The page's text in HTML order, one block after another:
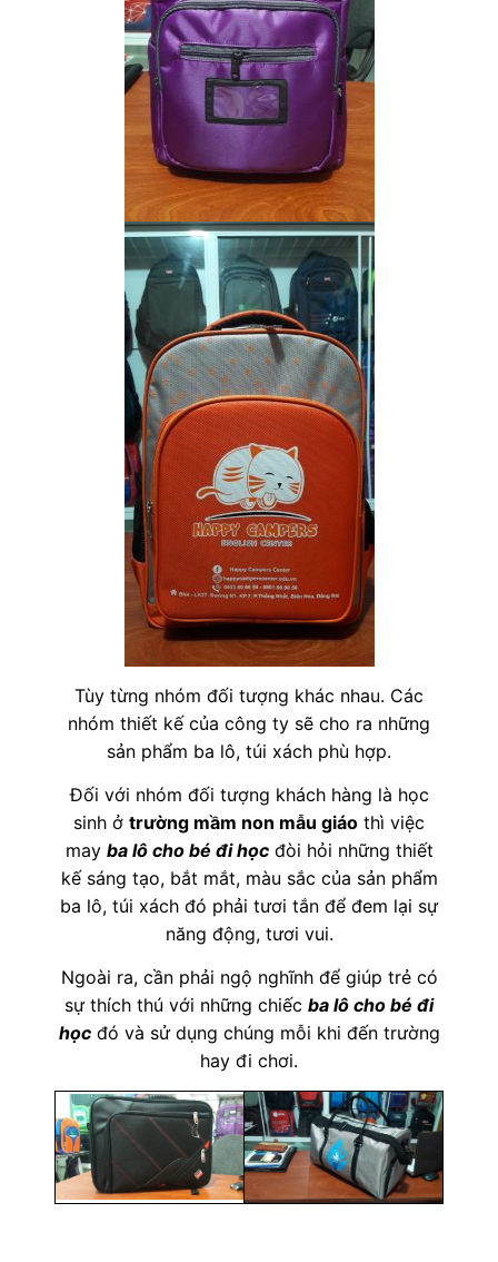
Tùy từng nhóm đối tượng khác nhau. Các
nhóm thiết kế của công ty sẽ cho ra những
sản phẩm ba lô, túi xách phù hợp.
Đối với nhóm đối tượng khách hàng là học
sinh ở trường mầm non mẫu giáo thì việc
may ba lô cho bé đi họcđòi hỏi những thiết
kế sáng tạo, bắt mắt, màu sắc của sản phẩm
ba lô, túi xách đó phải tươi tắn để đem lại sự
năng động, tươi vui.
Ngoài ra, cần phải ngộ nghĩnh để giúp trẻ có
sự thích thú với những chiếc ba lô cho bé đi
họcđó và sử dụng chúng mỗi khi đến trường
hay đi chơi.